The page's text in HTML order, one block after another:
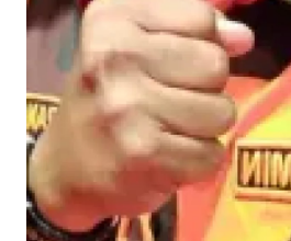
DISCLAIMER
Wahana
News
Regional